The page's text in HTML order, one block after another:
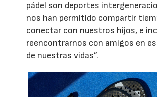
pádel son deportes
nos han permitido compartir
conectar con nuestros hijos, e
reencontrarnos con amigos en
de nuestras vidas”.